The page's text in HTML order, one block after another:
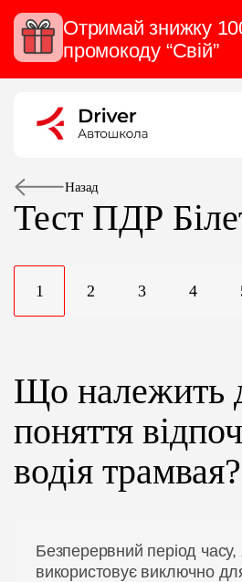
Отримай знижку
промокоду “Свій”
КАТЕГОРІЇ
ПОСЛУГИ
СЕРТИФІКАТИ
ФІЛІАЛИ
ВІДГУКИ
ЦІНИ
ГРАФІК
ІНСТРУКТОРИ
Назад
Тест ПДР
1 2 3 4
Що належить
поняття
водія трамвая?
Безперервний період часу,
використовує виключно